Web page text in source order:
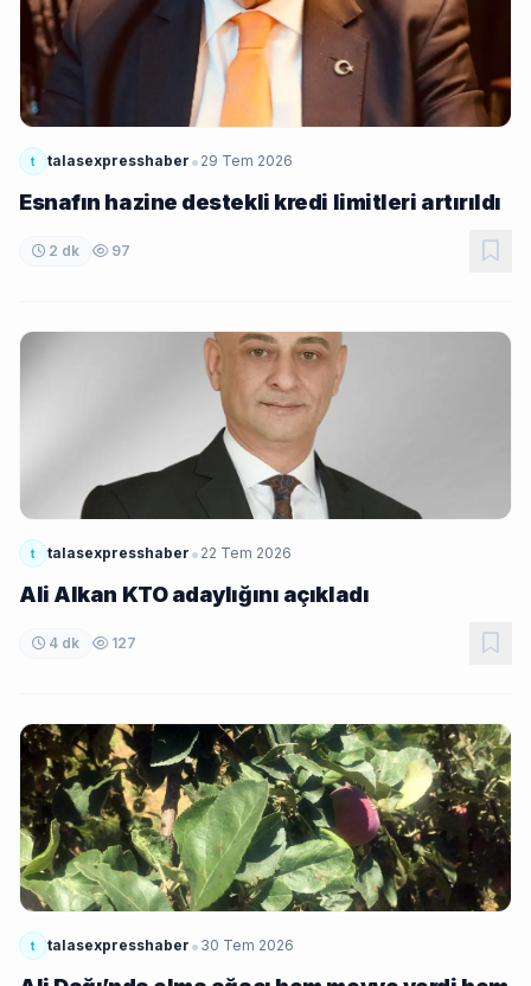
t talasexpresshaber • 29 Tem 2026
Esnafın hazine destekli kredi limitleri artırıldı
2 dk 97
t talasexpresshaber • 22 Tem 2026
Ali Alkan KTO adaylığını açıkladı
4 dk 127
t talasexpresshaber • 30 Tem 2026